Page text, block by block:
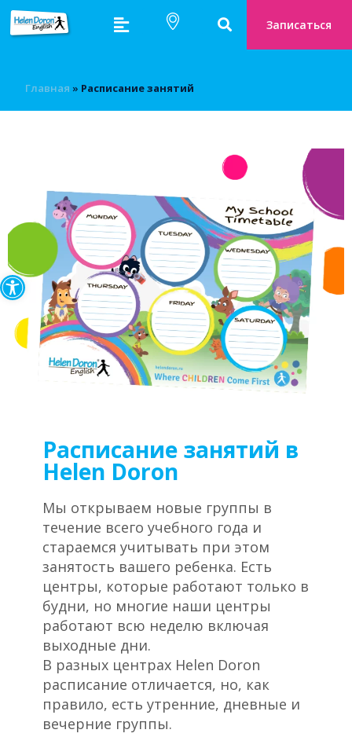
Открыть панель
Записаться
Главная » Расписание занятий
Расписание занятий в
Helen Doron
Мы открываем новые группы в
течение всего учебного года и
стараемся учитывать при этом
занятость вашего ребенка. Есть
центры, которые работают только в
будни, но многие наши центры
работают всю неделю включая
выходные дни.
В разных центрах Helen Doron
расписание отличается, но, как
правило, есть утренние, дневные и
вечерние группы.